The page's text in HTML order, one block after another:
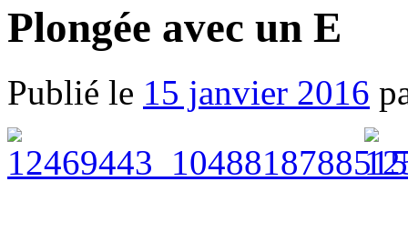
Plongée avec un E
Publié le 15 janvier 2016